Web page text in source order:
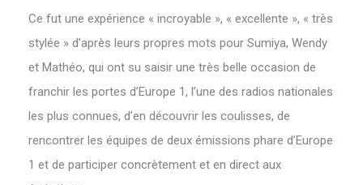
Ce fut une expérience « incroyable », « excellente », « très
stylée » d’après leurs propres mots pour Sumiya, Wendy
et Mathéo, qui ont su saisir une très belle occasion de
franchir les portes d’Europe 1, l’une des radios nationales
les plus connues, d’en découvrir les coulisses, de
rencontrer les équipes de deux émissions phare d’Europe
1 et de participer concrètement et en direct aux